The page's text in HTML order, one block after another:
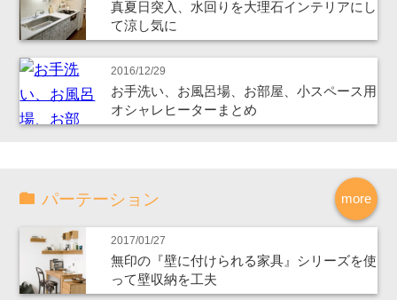
真夏日突入、水回りを大理石インテリアにし
て涼し気に
2016/12/29
お手洗い、お風呂場、お部屋、小スペース用
オシャレヒーターまとめ
more
パーテーション
2017/01/27
無印の『壁に付けられる家具』シリーズを使
って壁収納を工夫